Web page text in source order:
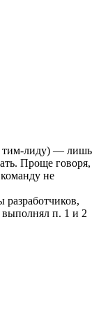
тим-лиду) — лишь
Проще говоря,
не
выполнял п. 1 и 2